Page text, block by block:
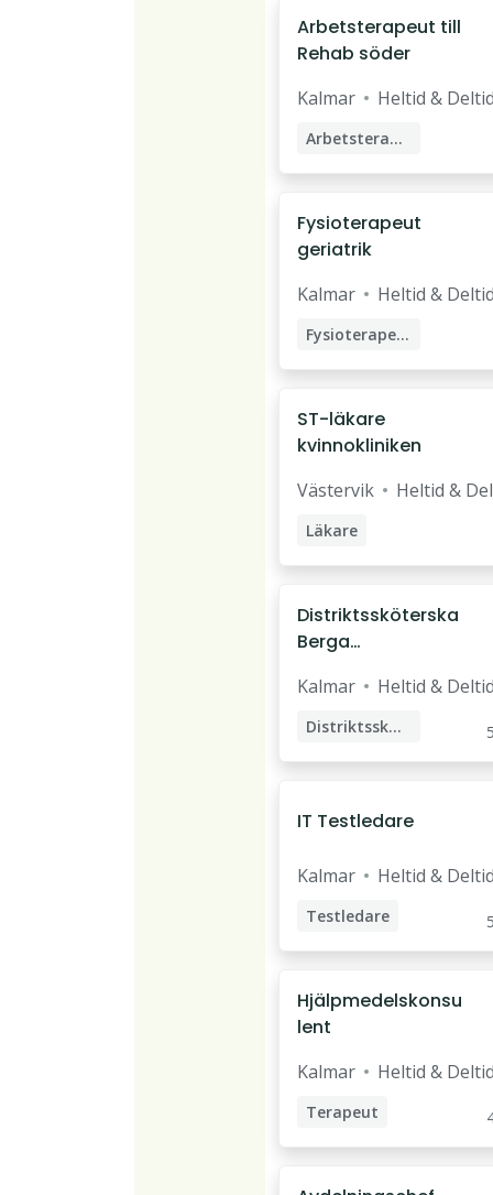
Arbetsterapeut till
Rehab söder
Kalmar Heltid &
Arbetsterapeut
Fysioterapeut
geriatrik
Kalmar Heltid &
Fysioterapeut
ST-läkare
kvinnokliniken
Västervik Heltid &
Läkare
ST-läkare
Distriktssköterska
Berga
Kalmar Heltid &
Distriktssköterska
IT Testledare
Kalmar Heltid &
Testledare
Hjälpmedelskonsu
lent
Kalmar Heltid &
Terapeut
Fysioterapeut